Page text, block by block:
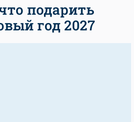
подарить
год 2027